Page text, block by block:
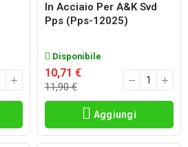
In Acciaio Per A&k Svd
Pps (pps-12025)
Disponibile
10,71 €
11,90 €
Aggiungi